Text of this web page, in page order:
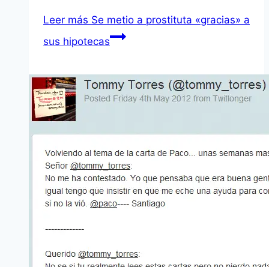
Leer más Se metio a prostituta «gracias» a
sus hipotecas